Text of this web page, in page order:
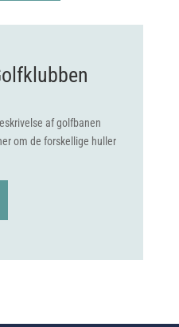
af golfbanen
om de forskellige huller